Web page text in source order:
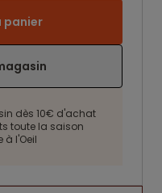
panier
dès 10€ d'achat
toute la saison
à l'Oeil